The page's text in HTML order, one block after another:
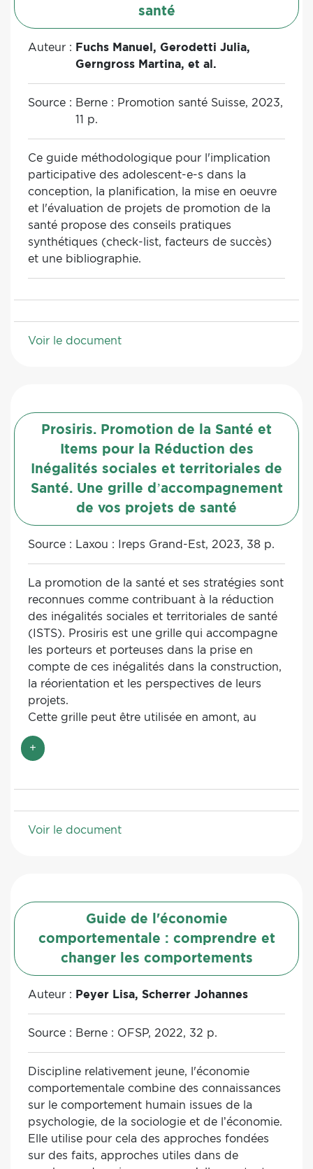
santé
Auteur : Fuchs Manuel, Gerodetti Julia,
Gerngross Martina, et al.
Source : Berne : Promotion santé Suisse, 2023,
11 p.
Ce guide méthodologique pour l'implication
participative des adolescent-e-s dans la
conception, la planification, la mise en oeuvre
et l'évaluation de projets de promotion de la
santé propose des conseils pratiques
synthétiques (check-list, facteurs de succès)
et une bibliographie.
Voir le document
Prosiris. Promotion de la Santé et
Items pour la Réduction des
Inégalités sociales et territoriales de
Santé. Une grille d’accompagnement
de vos projets de santé
Source : Laxou : Ireps Grand-Est, 2023, 38 p.
La promotion de la santé et ses stratégies sont
reconnues comme contribuant à la réduction
des inégalités sociales et territoriales de santé
(ISTS). Prosiris est une grille qui accompagne
les porteurs et porteuses dans la prise en
compte de ces inégalités dans la construction,
la réorientation et les perspectives de leurs
projets.
Cette grille peut être utilisée en amont, au
cours et en aval du projet.
à l’équipe de s’interroger sur les
démarche de réduction des ISTS.
Utilisée en aval, elle favorisera la réflexion
sur les perspectives d’évolution des
projets à mettre en œuvre ultérieurement,
de façon à ce qu’ils puissent contribuer à
+
Voir le document
Guide de l'économie
comportementale : comprendre et
changer les comportements
Auteur : Peyer Lisa, Scherrer Johannes
Source : Berne : OFSP, 2022, 32 p.
Discipline relativement jeune, l'économie
comportementale combine des connaissances
sur le comportement humain issues de la
psychologie, de la sociologie et de l’économie.
Elle utilise pour cela des approches fondées
sur des faits, approches utiles dans de